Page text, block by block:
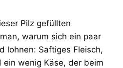
Pilz gefüllten
warum sich ein paar
lohnen: Saftiges Fleisch,
ein wenig Käse, der beim